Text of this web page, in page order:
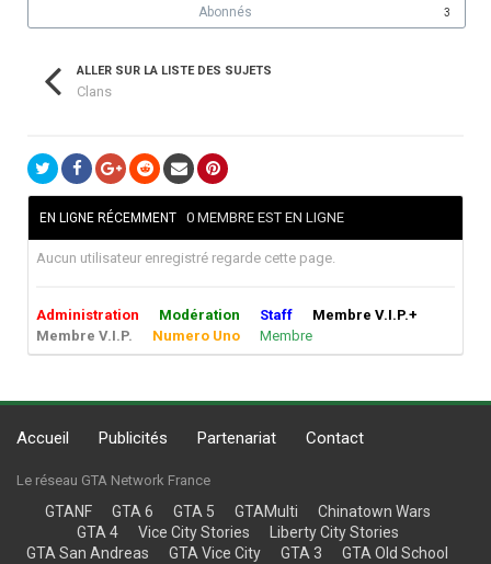
Abonnés 3
ALLER SUR LA LISTE DES SUJETS
Clans
EN LIGNE RÉCEMMENT 0 MEMBRE EST EN LIGNE
Aucun utilisateur enregistré regarde cette page.
Administration Modération Staff
Membre V.I.P.+
Membre V.I.P.
Numero Uno Membre
Accueil Publicités Partenariat Contact
Le réseau GTA Network France
GTANF GTA 6 GTA 5 GTAMulti
Chinatown Wars
GTA 4
Vice City Stories
Liberty City Stories
GTA San Andreas
GTA Vice City GTA 3 GTA Old School